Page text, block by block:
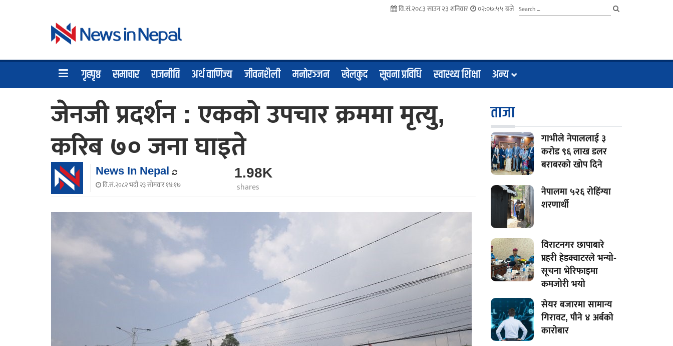
वि.सं.२०८३ साउन २३ शनिवार ०२:०७:५६ बजे
गृहपृष्ठ समाचार राजनीति अर्थ वाणिज्य जीवनशैली मनोरञ्जन खेलकुद सूचना प्रविधि स्वास्थ्य शिक्षा अन्य
जेनजी प्रदर्शन : एकको उपचार क्रममा मृत्यु,
करिब ७० जना घाइते
News In Nepal
वि.सं.२०८२ भदौ २३ सोमवार १४:१७
1.98K
shares
ताजा
गाभीले नेपाललाई ३
करोड ९६ लाख डलर
बराबरको खोप दिने
नेपालमा ५२६ रोहिंग्या
शरणार्थी
विराटनगर छापाबारे
प्रहरी हेडक्वाटरले भन्यो-
सूचना भेरिफाइमा
कमजोरी भयो
सेयर बजारमा सामान्य
गिरावट, पौने ४ अर्बको
कारोबार